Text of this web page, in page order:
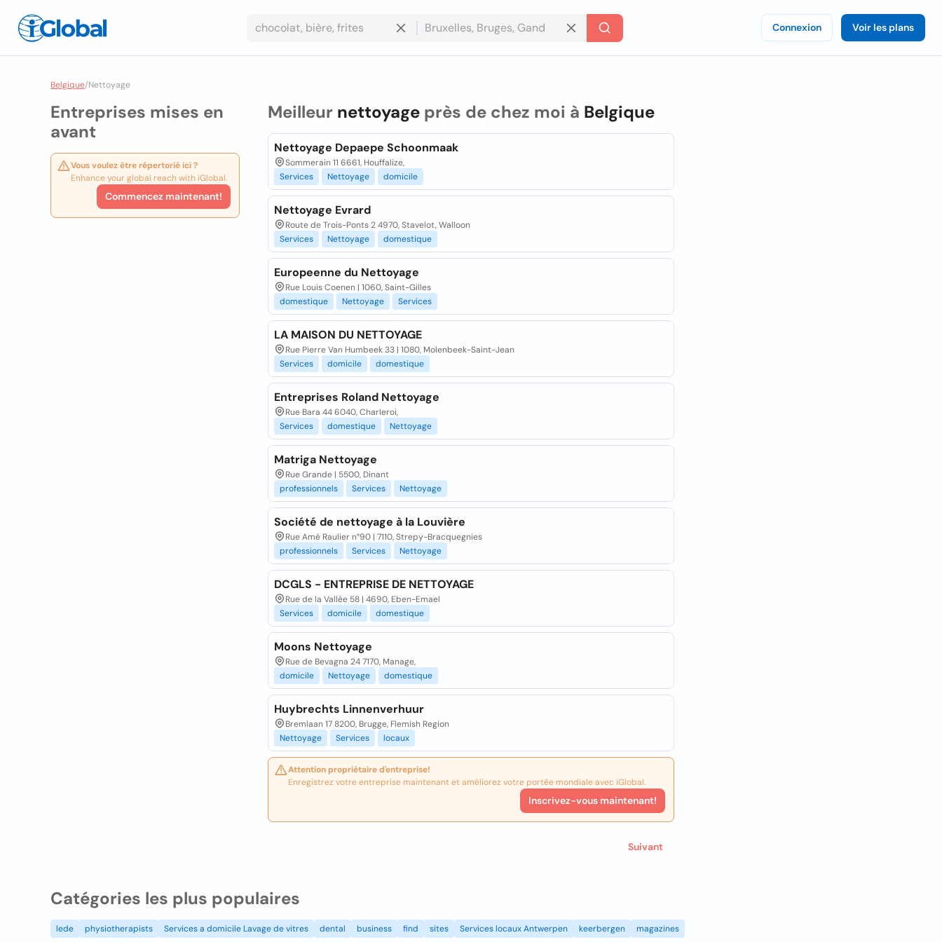
Connexion Voir les plans
Belgique/Nettoyage
Entreprises mises en
avant
Vous voulez être répertorié ici ?
Enhance your global reach with iGlobal.
Commencez maintenant!
Meilleur nettoyageprès de chez moi à Belgique
Nettoyage Depaepe Schoonmaak
Sommerain 11 6661, Houffalize,
Services
Nettoyage domicile
Nettoyage Evrard
Route de Trois-Ponts 2 4970, Stavelot, Walloon
Services
Nettoyage domestique
Europeenne du Nettoyage
Rue Louis Coenen | 1060, Saint-Gilles
domestique
Nettoyage Services
LA MAISON DU NETTOYAGE
Rue Pierre Van Humbeek 33 | 1080, Molenbeek-Saint-Jean
Services
domicile domestique
Entreprises Roland Nettoyage
Rue Bara 44 6040, Charleroi,
Services
domestique Nettoyage
Matriga Nettoyage
Rue Grande | 5500, Dinant
professionnels
Services Nettoyage
Société de nettoyage à la Louvière
Rue Amé Raulier n°90 | 7110, Strepy-Bracquegnies
professionnels
Services Nettoyage
DCGLS - ENTREPRISE DE NETTOYAGE
Rue de la Vallée 58 | 4690, Eben-Emael
Services
domicile domestique
Moons Nettoyage
Rue de Bevagna 24 7170, Manage,
domicile
Nettoyage domestique
Huybrechts Linnenverhuur
Bremlaan 17 8200, Brugge, Flemish Region
Nettoyage
Services locaux
Attention propriétaire d'entreprise!
Enregistrez votre entreprise maintenant et améliorez votre portée mondiale avec iGlobal.
Inscrivez-vous maintenant!
Suivant
Catégories les plus populaires
lede physiotherapists Services a domicile Lavage de vitres dental business find sites Services locaux Antwerpen keerbergen magazines